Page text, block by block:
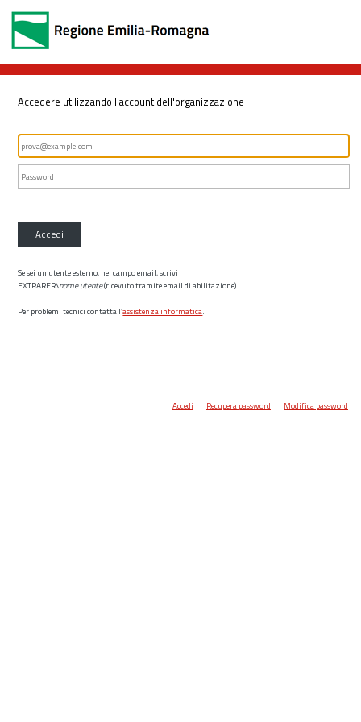
Accedere utilizzando l'account dell'organizzazione
Accedi
Se sei un utente esterno, nel campo email, scrivi
EXTRARER\nome utente(ricevuto tramite email di abilitazione)
Per problemi tecnici contatta l’assistenza informatica.
Accedi Recupera password Modifica password